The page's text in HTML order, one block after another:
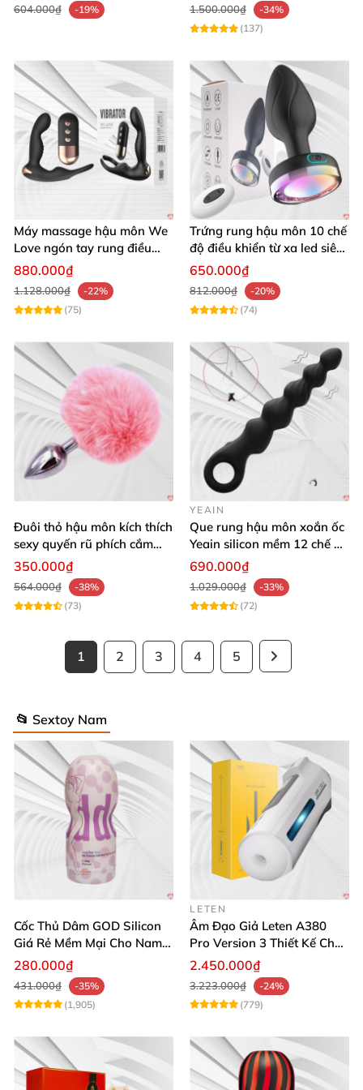
604.000₫ -19% 1.500.000₫
-34%
(137)
Máy massage hậu môn We
Love ngón tay rung điều
khiển từ xa thoải mái cực
880.000₫
1.128.000₫
-22%
(75)
Trứng rung hậu môn 10 chế
độ điều khiển từ xa led siêu
sướng
650.000₫
812.000₫
-20%
(74)
Đuôi thỏ hậu môn kích thích
sexy quyến rũ phích cắm
kích thích
350.000₫
564.000₫
-38%
(73)
YEAIN
Que rung hậu môn xoắn ốc
Yeain silicon mềm 12 chế độ
rung đa dạng
690.000₫
1.029.000₫
-33%
(72)
1 2 3 4 5
📂 Sextoy Nam
Cốc Thủ Dâm GOD Silicon
Giá Rẻ Mềm Mại Cho Nam
Giới
280.000₫
431.000₫
-35%
(1,905)
LETEN
Âm Đạo Giả Leten A380
Pro Version 3 Thiết Kế Chân
Thực
2.450.000₫
3.223.000₫
-24%
(779)